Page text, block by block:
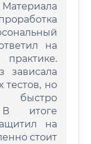
на
зависала
тестов, но
быстро
В итоге
на
стоит